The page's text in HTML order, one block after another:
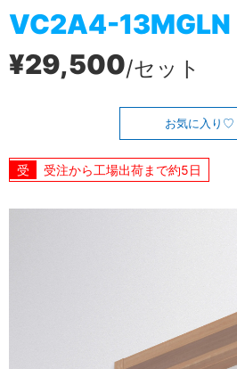
VC2A4-13MGLN
¥29,500/セット
お気に入り
受注から工場出荷まで約5日